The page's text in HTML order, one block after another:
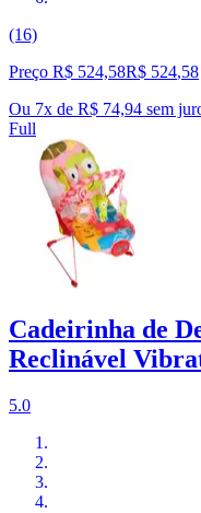
(16)
Preço R$ 524,58R$ 524,58
Ou 7x de R$ 74,94 sem
Full
Cadeirinha de
Reclinável
5.0